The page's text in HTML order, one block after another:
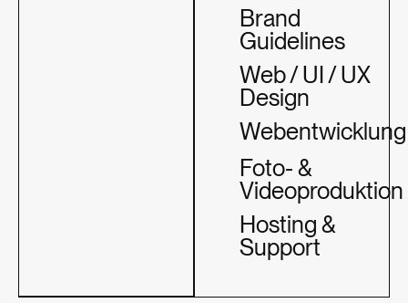
Brand
Guidelines
Web / UI / UX
Design
Webentwicklung
Foto- &
Videoproduktion
Hosting &
Support